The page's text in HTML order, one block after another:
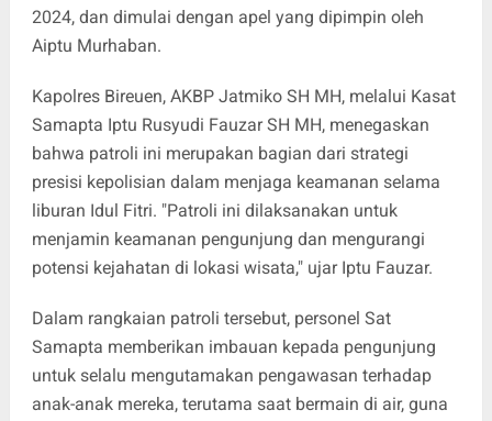
2024, dan dimulai dengan apel yang dipimpin oleh
Aiptu Murhaban.
Kapolres Bireuen, AKBP Jatmiko SH MH, melalui Kasat
Samapta Iptu Rusyudi Fauzar SH MH, menegaskan
bahwa patroli ini merupakan bagian dari strategi
presisi kepolisian dalam menjaga keamanan selama
liburan Idul Fitri. "Patroli ini dilaksanakan untuk
menjamin keamanan pengunjung dan mengurangi
potensi kejahatan di lokasi wisata," ujar Iptu Fauzar.
Dalam rangkaian patroli tersebut, personel Sat
Samapta memberikan imbauan kepada pengunjung
untuk selalu mengutamakan pengawasan terhadap
anak-anak mereka, terutama saat bermain di air, guna